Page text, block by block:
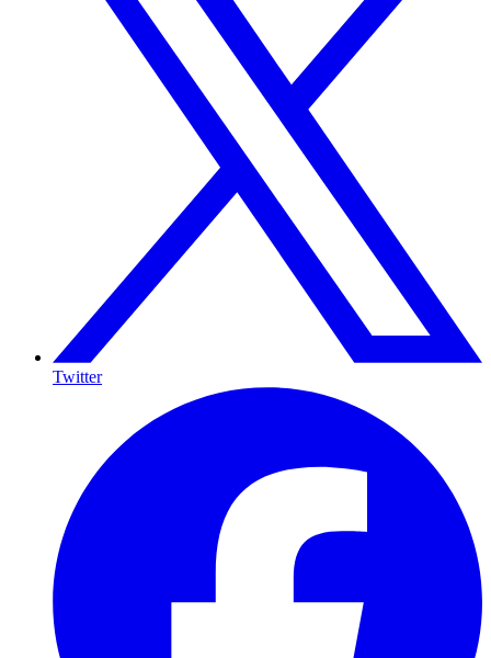
Twitter